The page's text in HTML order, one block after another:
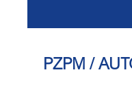
PZPM /